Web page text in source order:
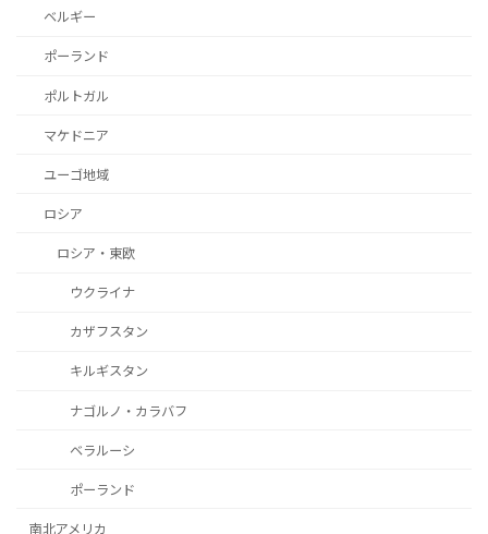
ベルギー
ポーランド
ポルトガル
マケドニア
ユーゴ地域
ロシア
ロシア・東欧
ウクライナ
カザフスタン
キルギスタン
ナゴルノ・カラバフ
ベラルーシ
ポーランド
南北アメリカ